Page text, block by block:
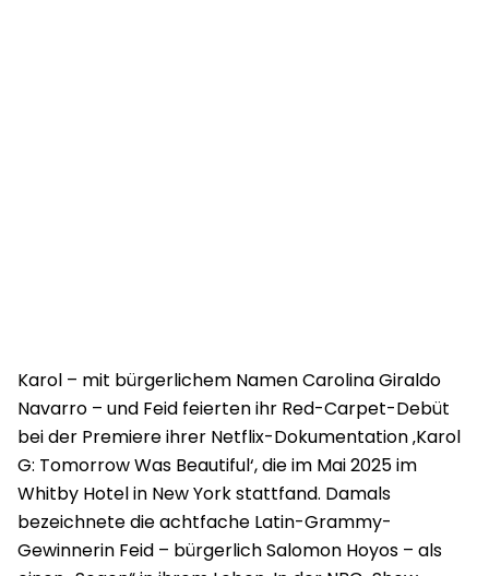
Karol – mit bürgerlichem Namen Carolina Giraldo
Navarro – und Feid feierten ihr Red-Carpet-Debüt
bei der Premiere ihrer Netflix-Dokumentation ‚Karol
G: Tomorrow Was Beautiful‘, die im Mai 2025 im
Whitby Hotel in New York stattfand. Damals
bezeichnete die achtfache Latin-Grammy-
Gewinnerin Feid – bürgerlich Salomon Hoyos – als